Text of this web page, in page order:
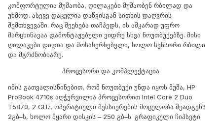
კომფორტულია მუშაობა, ღილაკები მუშაობენ რბილად და
უხმოდ. ასევე დაცულია დაწვისგან სითხის დაღვრის
შემთხვევაში. რაც შეეხება თაჩპედს, ის აშკარად უფრო
მარცხინავაა დამონტაჟებული ვიდრე სხვა ნოუთბუქებზე. მისი
ღილაკები დიდია და მოსახერხებელი, ხოლო სენსორი რბილი
და მგრძნობიარე.
პროცესორი და კომპლექტაცია
იმის გათვალისწინებით, რომ ნოუთბუქი უნდა იყოს მუშა, HP
ProBook 4710s აღჭურვილია პროცესორით Intel Core 2 Duo
T5870, 2 GHz. ოპერატიული მეხსიერების მოცულობა შეადგენს
2გბ–ს, ხოლო მყარი დისკის – 250 გბ–ს. გრაფიკული ჩიპსეტი